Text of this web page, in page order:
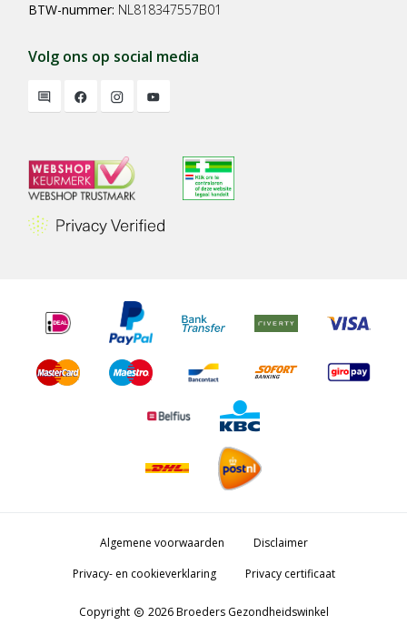
BTW-nummer: NL818347557B01
Volg ons op social media
Algemene voorwaarden
Disclaimer
Privacy- en cookieverklaring
Privacy certificaat
Copyright copyright 2026 Broeders Gezondheidswinkel